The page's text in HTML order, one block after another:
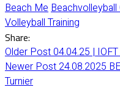
Beach MeBeachvolleyball
Volleyball Training
Share:
Older Post04.04.25 |
Newer Post24.08.2025
Turnier